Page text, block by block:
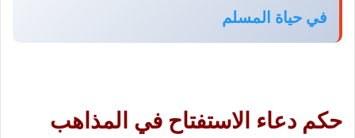
في حياة المسلم
حكم دعاء الاستفتاح في المذاهب